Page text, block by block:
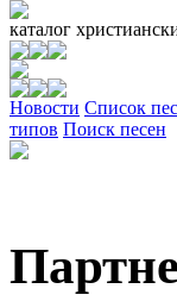
каталог
Новости Cписок
типов Поиск песен